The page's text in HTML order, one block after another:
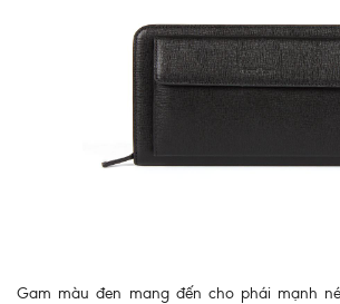
Gam màu đen mang đến cho phái mạnh